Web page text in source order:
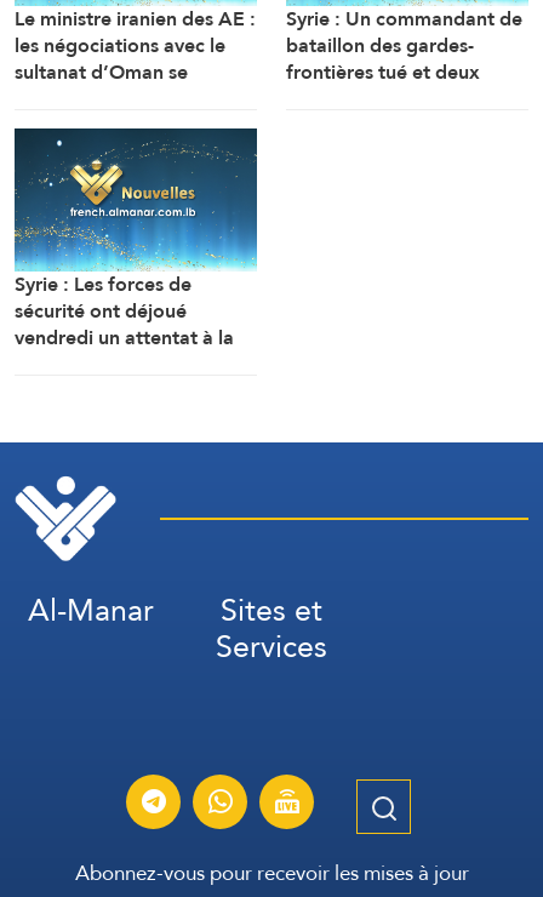
Le ministre iranien des AE :
les négociations avec le
sultanat d’Oman se
des difficultés techniques,
des travaux sont en cours
pour définir une voie
maritime temporaire. Un
accord définitif est
imminent.
Syrie : Un commandant de
bataillon des gardes-
frontières tué et deux
Syrie : Les forces de
sécurité ont déjoué
vendredi un attentat à la
de Damas.
Al-Manar Sites et
Services
Abonnez-vous pour recevoir les mises à jour